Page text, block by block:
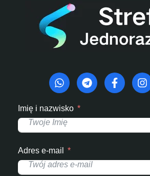
Imię i nazwisko
Adres e-mail